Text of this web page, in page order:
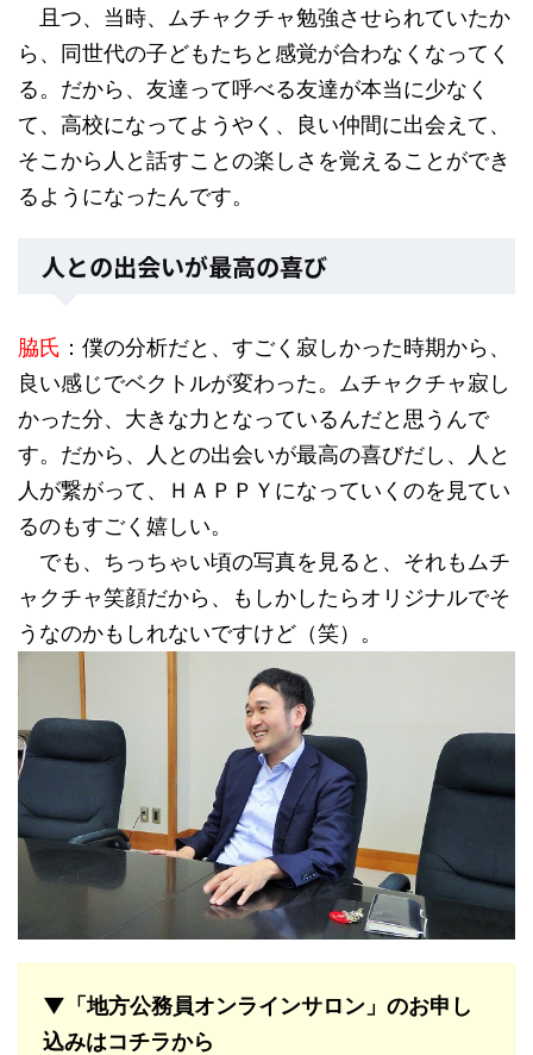
且つ、当時、ムチャクチャ勉強させられていたか
ら、同世代の子どもたちと感覚が合わなくなってく
る。だから、友達って呼べる友達が本当に少なく
て、高校になってようやく、良い仲間に出会えて、
そこから人と話すことの楽しさを覚えることができ
るようになったんです。
人との出会いが最高の喜び
脇氏 ：僕の分析だと、すごく寂しかった時期から、
良い感じでベクトルが変わった。ムチャクチャ寂し
かった分、大きな力となっているんだと思うんで
す。だから、人との出会いが最高の喜びだし、人と
人が繋がって、ＨＡＰＰＹになっていくのを見てい
るのもすごく嬉しい。
でも、ちっちゃい頃の写真を見ると、それもムチ
ャクチャ笑顔だから、もしかしたらオリジナルでそ
うなのかもしれないですけど（笑）。
▼「地方公務員オンラインサロン」のお申し
込みはコチラから